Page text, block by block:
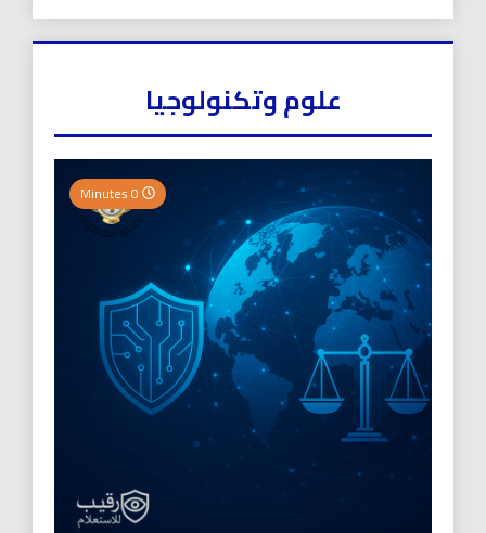
علوم وتكنولوجيا